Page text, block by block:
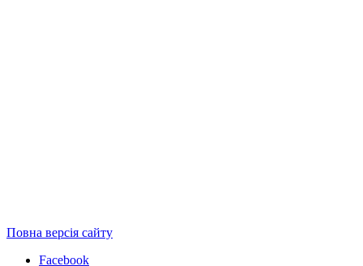
Повна версія сайту
Facebook